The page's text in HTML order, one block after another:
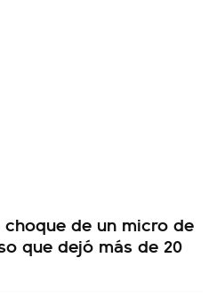
de un micro de
que dejó más de 20